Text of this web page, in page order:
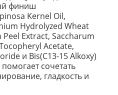
финиш
Kernel Oil,
Hydrolyzed Wheat
Extract, Saccharum
Acetate,
и Bis(C13-15 Alkoxy)
сочетать
гладкость и